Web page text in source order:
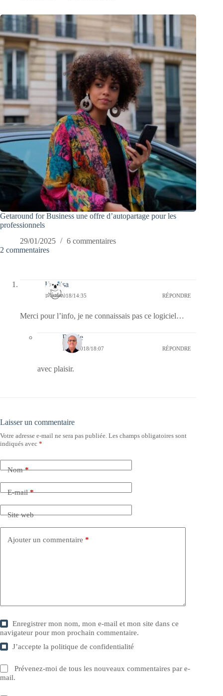
Getaround for Business une offre d’autopartage pour les
professionnels
29/01/2025
6 commentaires
2 commentaires
Koalisa
12/09/2018/14:35 RÉPONDRE
Merci pour l’info, je ne connaissais pas ce logiciel…
Bernie
13/09/2018/18:07 RÉPONDRE
avec plaisir.
Laisser un commentaire
Votre adresse e-mail ne sera pas publiée. Les champs obligatoires sont
indiqués avec *
Nom*
E-mail*
Site web
Ajouter un commentaire *
Enregistrer mon nom, mon e-mail et mon site dans ce
navigateur pour mon prochain commentaire.
J’accepte lapolitique de confidentialité
Prévenez-moi de tous les nouveaux commentaires par e-
mail.